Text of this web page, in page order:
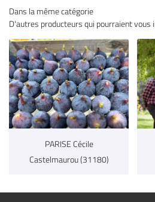
producteurs
Avis
& Exclu
Contact
Dans la même catégorie
D'autres producteurs qui pourraient vous
PARISE Cécile
Castelmaurou (31180)